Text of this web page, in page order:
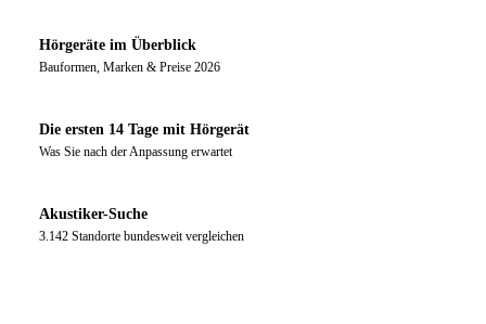
Hörgeräte im Überblick
Bauformen, Marken & Preise 2026
Die ersten 14 Tage mit Hörgerät
Was Sie nach der Anpassung erwartet
Akustiker-Suche
3.142 Standorte bundesweit vergleichen